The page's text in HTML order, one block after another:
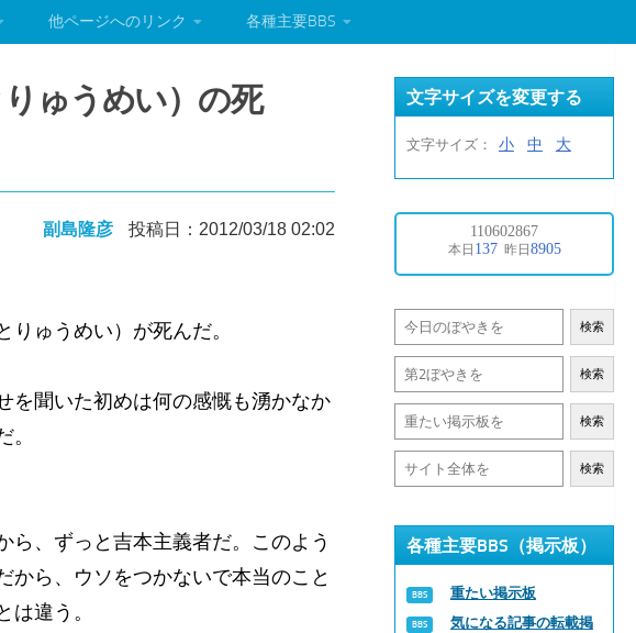
他ページへのリンク 各種主要BBS
ゅうめい）の死
副島隆彦 投稿日：2012/03/18 02:02
ゅうめい）が死んだ。
を聞いた初めは何の感慨も湧かなか
、ずっと吉本主義者だ。このよう
から、ウソをつかないで本当のこと
違う。
文字サイズを変更する
文字サイズ： 小 中 大
検索
検索
検索
検索
各種主要BBS（掲示板）
重たい掲示板
気になる記事の転載掲